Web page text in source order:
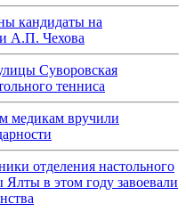
кандидаты на
А.П. Чехова
Суворовская
тенниса
медикам вручили
отделения настольного
в этом году завоевали